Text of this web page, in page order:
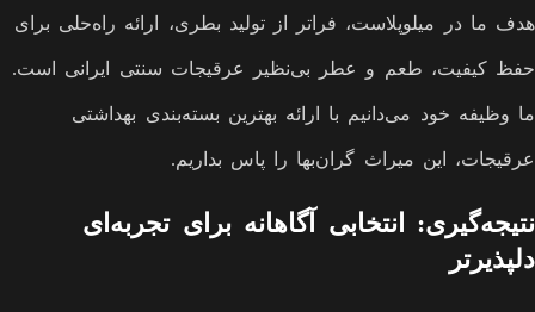
هدف ما در میلوپلاست، فراتر از تولید بطری، ارائه راه‌حلی برای
حفظ کیفیت، طعم و عطر بی‌نظیر عرقیجات سنتی ایرانی است.
ما وظیفه خود می‌دانیم با ارائه بهترین بسته‌بندی بهداشتی
عرقیجات، این میراث گران‌بها را پاس بداریم.
نتیجه‌گیری: انتخابی آگاهانه برای تجربه‌ای
دلپذیرتر